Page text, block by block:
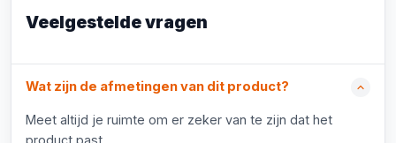
Veelgestelde vragen
Wat zijn de afmetingen van dit product?
Meet altijd je ruimte om er zeker van te zijn dat het
product past.